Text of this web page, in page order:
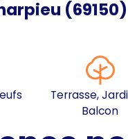
(69150)
Terrasse,
Balcon